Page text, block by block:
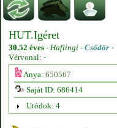
HUT.Igéret
30.52 éves - Haflingi - Csődör -
Vérvonal: -
Anya: 650567
Saját ID: 686414
Utódok: 4